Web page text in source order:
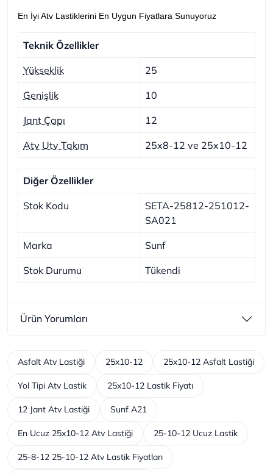
En İyi Atv Lastiklerini En Uygun Fiyatlara Sunuyoruz
Teknik Özellikler
Yükseklik 25
Genişlik 10
Jant Çapı 12
Atv Utv Takım 25x8-12 ve 25x10-12
Diğer Özellikler
Stok Kodu
SETA-25812-251012-
SA021
Marka Sunf
Stok Durumu Tükendi
Ürün Yorumları
Asfalt Atv Lastiği 25x10-12 25x10-12 Asfalt Lastiği
Yol Tipi Atv Lastik 25x10-12 Lastik Fiyatı
12 Jant Atv Lastiği Sunf A21
En Ucuz 25x10-12 Atv Lastiği 25-10-12 Ucuz Lastik
25-8-12 25-10-12 Atv Lastik Fiyatları